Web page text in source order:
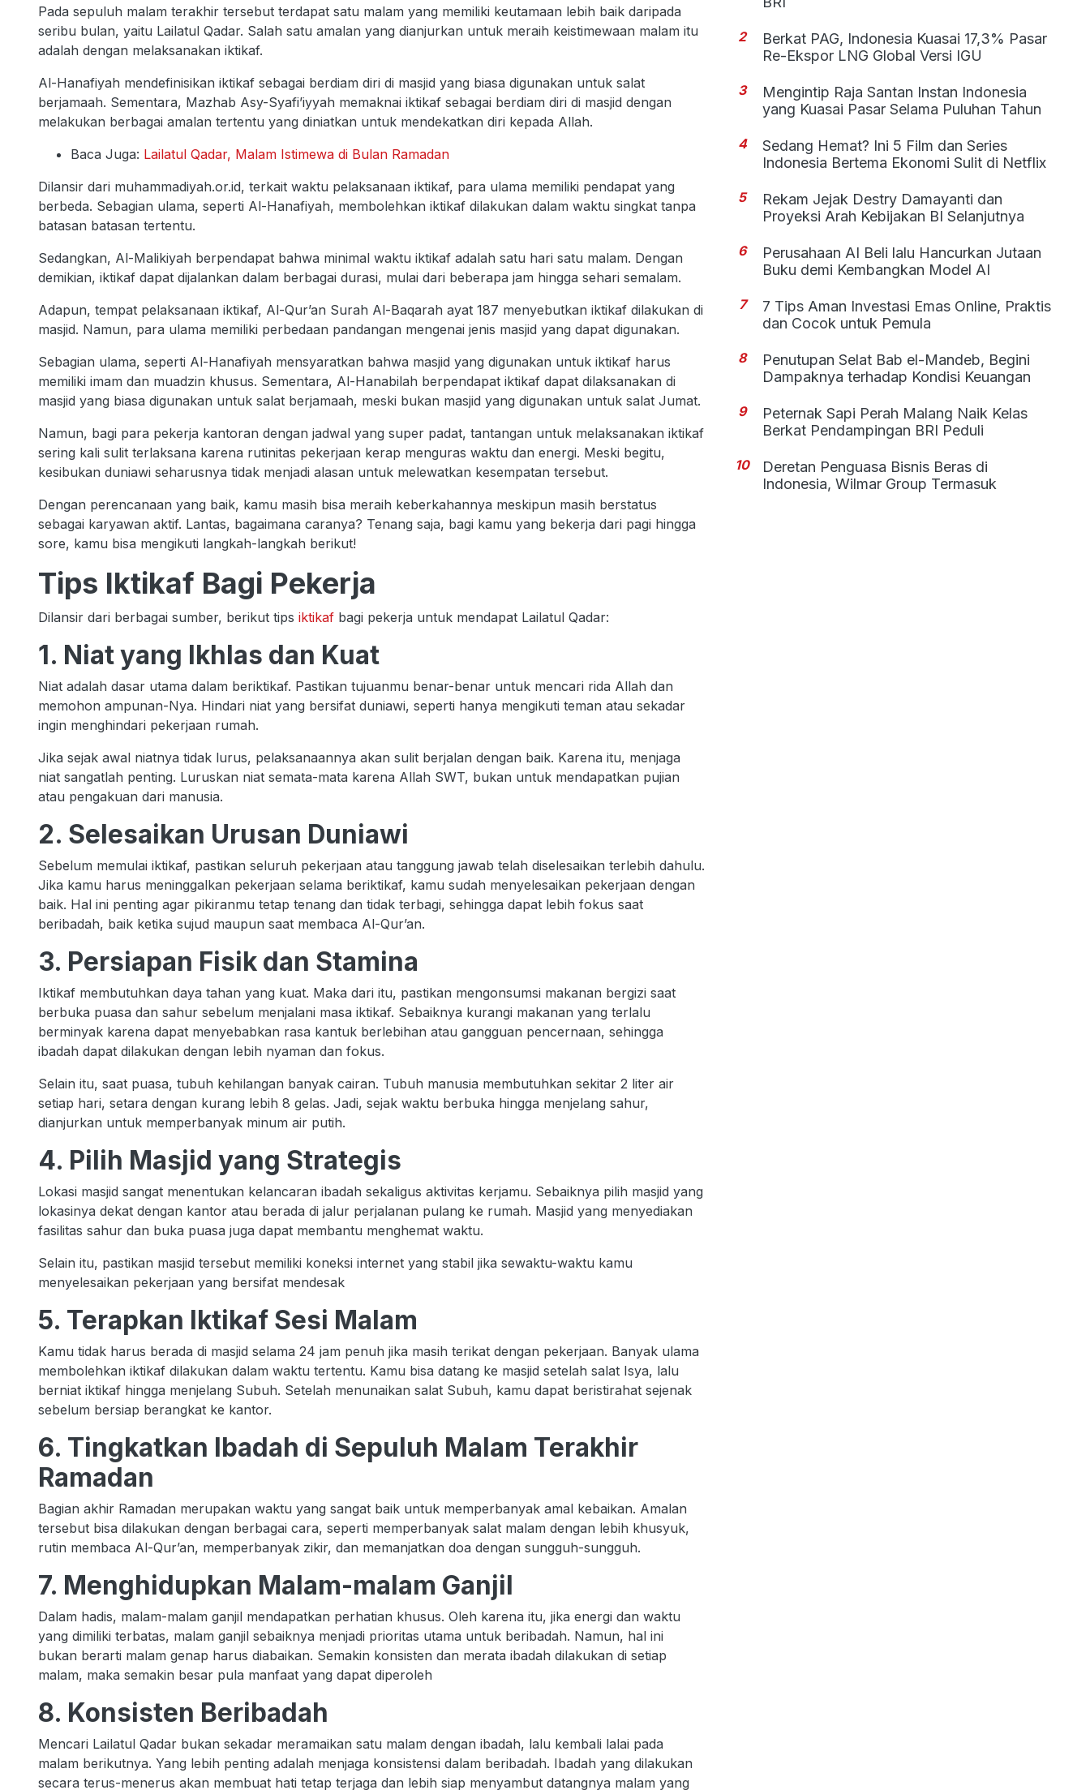
Pada sepuluh malam terakhir tersebut terdapat satu malam yang memiliki keutamaan lebih baik daripada
seribu bulan, yaitu Lailatul Qadar. Salah satu amalan yang dianjurkan untuk meraih keistimewaan malam itu
adalah dengan melaksanakan iktikaf.
Al-Hanafiyah mendefinisikan iktikaf sebagai berdiam diri di masjid yang biasa digunakan untuk salat
berjamaah. Sementara, Mazhab Asy-Syafi’iyyah memaknai iktikaf sebagai berdiam diri di masjid dengan
melakukan berbagai amalan tertentu yang diniatkan untuk mendekatkan diri kepada Allah.
Baca Juga: Lailatul Qadar, Malam Istimewa di Bulan Ramadan
Dilansir dari muhammadiyah.or.id, terkait waktu pelaksanaan iktikaf, para ulama memiliki pendapat yang
berbeda. Sebagian ulama, seperti Al-Hanafiyah, membolehkan iktikaf dilakukan dalam waktu singkat tanpa
batasan batasan tertentu.
Sedangkan, Al-Malikiyah berpendapat bahwa minimal waktu iktikaf adalah satu hari satu malam. Dengan
demikian, iktikaf dapat dijalankan dalam berbagai durasi, mulai dari beberapa jam hingga sehari semalam.
Adapun, tempat pelaksanaan iktikaf, Al-Qur’an Surah Al-Baqarah ayat 187 menyebutkan iktikaf dilakukan di
masjid. Namun, para ulama memiliki perbedaan pandangan mengenai jenis masjid yang dapat digunakan.
Sebagian ulama, seperti Al-Hanafiyah mensyaratkan bahwa masjid yang digunakan untuk iktikaf harus
memiliki imam dan muadzin khusus. Sementara, Al-Hanabilah berpendapat iktikaf dapat dilaksanakan di
masjid yang biasa digunakan untuk salat berjamaah, meski bukan masjid yang digunakan untuk salat Jumat.
Namun, bagi para pekerja kantoran dengan jadwal yang super padat, tantangan untuk melaksanakan iktikaf
sering kali sulit terlaksana karena rutinitas pekerjaan kerap menguras waktu dan energi. Meski begitu,
kesibukan duniawi seharusnya tidak menjadi alasan untuk melewatkan kesempatan tersebut.
Dengan perencanaan yang baik, kamu masih bisa meraih keberkahannya meskipun masih berstatus
sebagai karyawan aktif. Lantas, bagaimana caranya? Tenang saja, bagi kamu yang bekerja dari pagi hingga
sore, kamu bisa mengikuti langkah-langkah berikut!
Tips Iktikaf Bagi Pekerja
Dilansir dari berbagai sumber, berikut tips iktikaf bagi pekerja untuk mendapat Lailatul Qadar:
1. Niat yang Ikhlas dan Kuat
Niat adalah dasar utama dalam beriktikaf. Pastikan tujuanmu benar-benar untuk mencari rida Allah dan
memohon ampunan-Nya. Hindari niat yang bersifat duniawi, seperti hanya mengikuti teman atau sekadar
ingin menghindari pekerjaan rumah.
Jika sejak awal niatnya tidak lurus, pelaksanaannya akan sulit berjalan dengan baik. Karena itu, menjaga
niat sangatlah penting. Luruskan niat semata-mata karena Allah SWT, bukan untuk mendapatkan pujian
atau pengakuan dari manusia.
2. Selesaikan Urusan Duniawi
Sebelum memulai iktikaf, pastikan seluruh pekerjaan atau tanggung jawab telah diselesaikan terlebih dahulu.
Jika kamu harus meninggalkan pekerjaan selama beriktikaf, kamu sudah menyelesaikan pekerjaan dengan
baik. Hal ini penting agar pikiranmu tetap tenang dan tidak terbagi, sehingga dapat lebih fokus saat
beribadah, baik ketika sujud maupun saat membaca Al-Qur’an.
3. Persiapan Fisik dan Stamina
Iktikaf membutuhkan daya tahan yang kuat. Maka dari itu, pastikan mengonsumsi makanan bergizi saat
berbuka puasa dan sahur sebelum menjalani masa iktikaf. Sebaiknya kurangi makanan yang terlalu
berminyak karena dapat menyebabkan rasa kantuk berlebihan atau gangguan pencernaan, sehingga
ibadah dapat dilakukan dengan lebih nyaman dan fokus.
Selain itu, saat puasa, tubuh kehilangan banyak cairan. Tubuh manusia membutuhkan sekitar 2 liter air
setiap hari, setara dengan kurang lebih 8 gelas. Jadi, sejak waktu berbuka hingga menjelang sahur,
dianjurkan untuk memperbanyak minum air putih.
4. Pilih Masjid yang Strategis
Lokasi masjid sangat menentukan kelancaran ibadah sekaligus aktivitas kerjamu. Sebaiknya pilih masjid yang
lokasinya dekat dengan kantor atau berada di jalur perjalanan pulang ke rumah. Masjid yang menyediakan
fasilitas sahur dan buka puasa juga dapat membantu menghemat waktu.
Selain itu, pastikan masjid tersebut memiliki koneksi internet yang stabil jika sewaktu-waktu kamu
menyelesaikan pekerjaan yang bersifat mendesak
5. Terapkan Iktikaf Sesi Malam
Kamu tidak harus berada di masjid selama 24 jam penuh jika masih terikat dengan pekerjaan. Banyak ulama
membolehkan iktikaf dilakukan dalam waktu tertentu. Kamu bisa datang ke masjid setelah salat Isya, lalu
berniat iktikaf hingga menjelang Subuh. Setelah menunaikan salat Subuh, kamu dapat beristirahat sejenak
sebelum bersiap berangkat ke kantor.
6. Tingkatkan Ibadah di Sepuluh Malam Terakhir
Ramadan
Bagian akhir Ramadan merupakan waktu yang sangat baik untuk memperbanyak amal kebaikan. Amalan
tersebut bisa dilakukan dengan berbagai cara, seperti memperbanyak salat malam dengan lebih khusyuk,
rutin membaca Al-Qur’an, memperbanyak zikir, dan memanjatkan doa dengan sungguh-sungguh.
7. Menghidupkan Malam-malam Ganjil
Dalam hadis, malam-malam ganjil mendapatkan perhatian khusus. Oleh karena itu, jika energi dan waktu
yang dimiliki terbatas, malam ganjil sebaiknya menjadi prioritas utama untuk beribadah. Namun, hal ini
bukan berarti malam genap harus diabaikan. Semakin konsisten dan merata ibadah dilakukan di setiap
malam, maka semakin besar pula manfaat yang dapat diperoleh
8. Konsisten Beribadah
Mencari Lailatul Qadar bukan sekadar meramaikan satu malam dengan ibadah, lalu kembali lalai pada
malam berikutnya. Yang lebih penting adalah menjaga konsistensi dalam beribadah. Ibadah yang dilakukan
secara terus-menerus akan membuat hati tetap terjaga dan lebih siap menyambut datangnya malam yang
2
Berkat PAG, Indonesia Kuasai 17,3% Pasar
Re-Ekspor LNG Global Versi IGU
3
Mengintip Raja Santan Instan Indonesia
yang Kuasai Pasar Selama Puluhan Tahun
4
Sedang Hemat? Ini 5 Film dan Series
Indonesia Bertema Ekonomi Sulit di Netflix
5
Rekam Jejak Destry Damayanti dan
Proyeksi Arah Kebijakan BI Selanjutnya
6
Perusahaan AI Beli lalu Hancurkan Jutaan
Buku demi Kembangkan Model AI
7
7 Tips Aman Investasi Emas Online, Praktis
dan Cocok untuk Pemula
8
Penutupan Selat Bab el-Mandeb, Begini
Dampaknya terhadap Kondisi Keuangan
9
Peternak Sapi Perah Malang Naik Kelas
Berkat Pendampingan BRI Peduli
10
Deretan Penguasa Bisnis Beras di
Indonesia, Wilmar Group Termasuk